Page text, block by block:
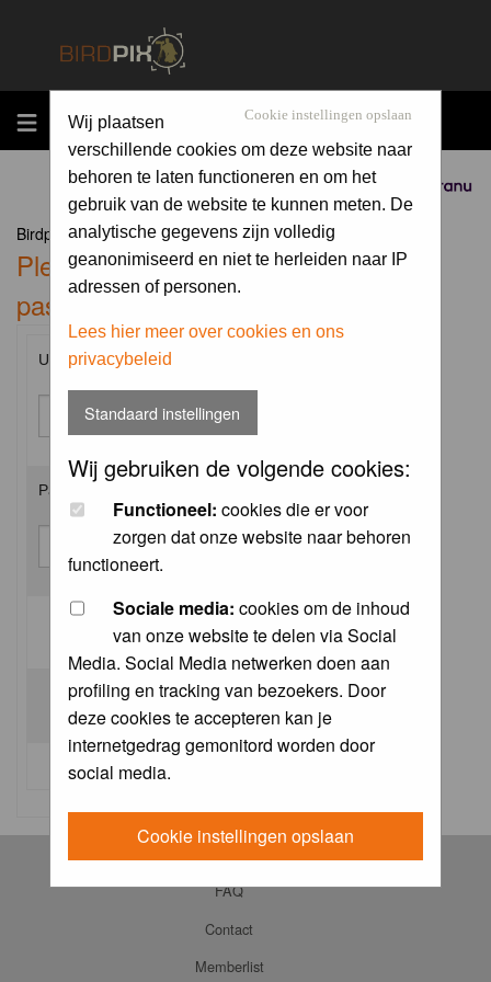
MENU
Sponsored by
Cookie instellingen opslaan
Wij plaatsen
verschillende cookies om deze website naar
behoren te laten functioneren en om het
gebruik van de website te kunnen meten. De
analytische gegevens zijn volledig
geanonimiseerd en niet te herleiden naar IP
adressen of personen.
Lees hier meer over cookies en ons
privacybeleid
Standaard instellingen
Wij gebruiken de volgende cookies:
Functioneel: cookies die er voor
zorgen dat onze website naar behoren
functioneert.
Sociale media: cookies om de inhoud
van onze website te delen via Social
Media. Social Media netwerken doen aan
profiling en tracking van bezoekers. Door
deze cookies te accepteren kan je
internetgedrag gemonitord worden door
social media.
Cookie instellingen opslaan
Birdpix.nl Forum Index
Please enter your username and
password to log in.
Username:
Password:
Log me on automatically each visit:
I forgot my password
FAQ
Contact
Memberlist